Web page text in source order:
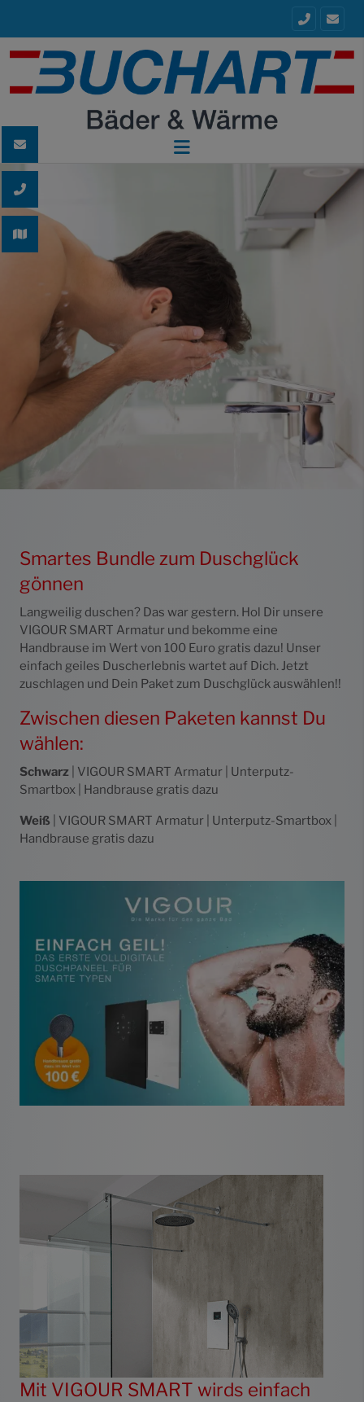
Smartes Bundle zum Duschglück
gönnen
Langweilig duschen? Das war gestern. Hol Dir unsere
VIGOUR SMART Armatur und bekomme eine
Handbrause im Wert von 100 Euro gratis dazu! Unser
einfach geiles Duscherlebnis wartet auf Dich. Jetzt
zuschlagen und Dein Paket zum Duschglück auswählen!!
Zwischen diesen Paketen kannst Du
wählen:
Schwarz
| VIGOUR SMART Armatur | Unterputz-
Smartbox | Handbrause gratis dazu
Weiß | VIGOUR SMART Armatur | Unterputz-Smartbox |
Handbrause gratis dazu
Mit VIGOUR SMART wirds einfach